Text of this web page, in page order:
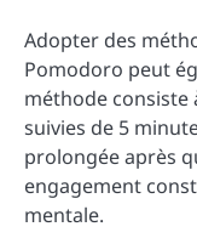
Adopter des
Pomodoro peut
méthode consiste
suivies de 5
prolongée après
engagement
mentale.